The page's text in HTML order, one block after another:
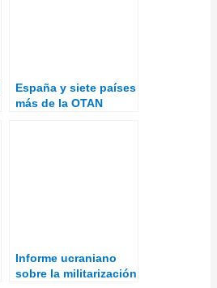
España y siete países
más de la OTAN
Informe ucraniano
sobre la militarización